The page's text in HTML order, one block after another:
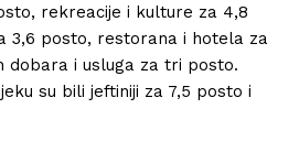
rekreacije i kulture za 4,8
3,6 posto, restorana i hotela za
dobara i usluga za tri posto.
su bili jeftiniji za 7,5 posto i